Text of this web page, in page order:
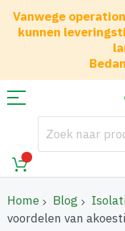
Vanwege
kunnen
Home Blog
voordelen van